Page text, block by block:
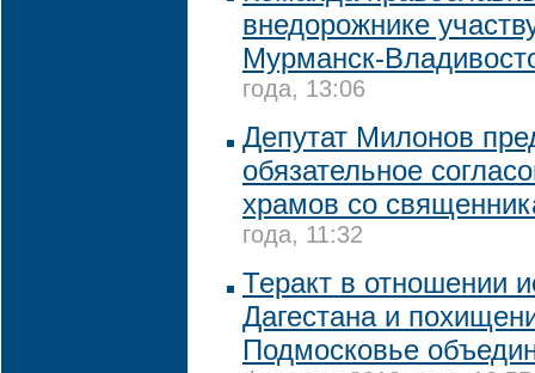
внедорожнике
Мурманск-
года, 13:06
Депутат Милонов
обязательное
храмов со
года, 11:32
Теракт в отношении
Дагестана и
Подмосковье